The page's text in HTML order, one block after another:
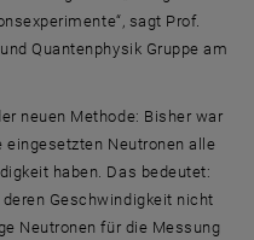
sagt Prof.
Quantenphysik Gruppe am
neuen Methode: Bisher war
eingesetzten Neutronen alle
haben. Das bedeutet:
Geschwindigkeit nicht
Neutronen für die Messung